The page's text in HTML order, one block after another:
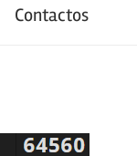
Contactos